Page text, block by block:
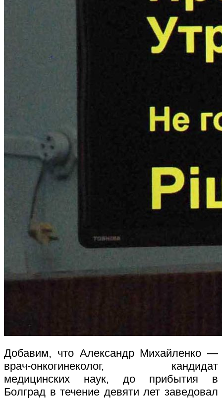
Добавим, что Александр Михайленко —
врач-онкогинеколог, кандидат
медицинских наук, до прибытия в
Болград в течение девяти лет заведовал